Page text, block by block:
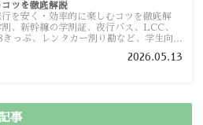
ツを徹底解説
行を安く・効率的に楽しむコツを徹底解
割、新幹線の学割証、夜行バス、LCC、
きっぷ、レンタカー割り勘など、学生向け
2026.05.13
事